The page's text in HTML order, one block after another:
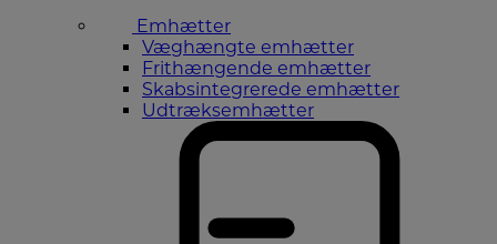
Emhætter
Væghængte emhætter
Frithængende emhætter
Skabsintegrerede emhætter
Udtræksemhætter